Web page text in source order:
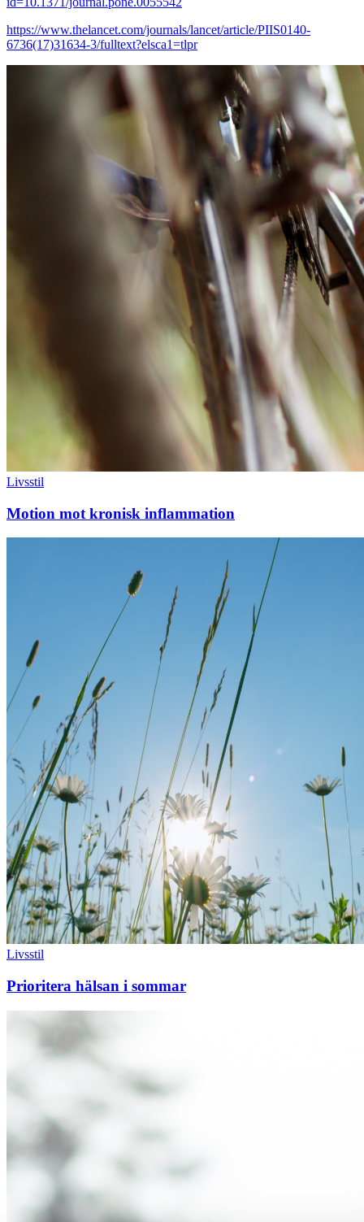
https://www.thelancet.com/journals/lancet/article/PIIS0140-
6736(17)31634-3/fulltext?elsca1=tlpr
Livsstil
Motion mot kronisk inflammation
Livsstil
Prioritera hälsan i sommar